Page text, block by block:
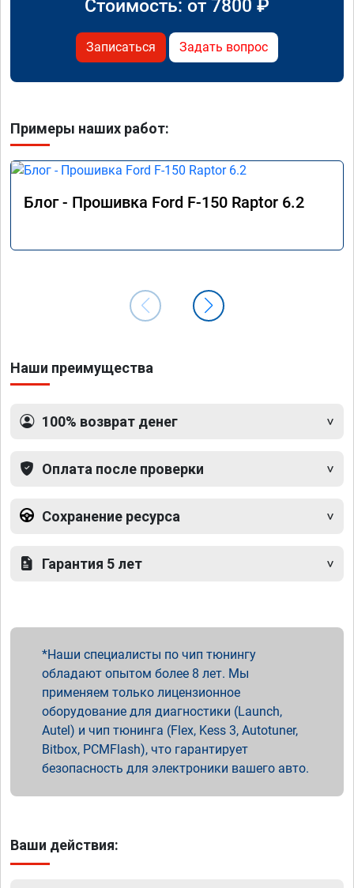
Стоимость: от 7800 ₽
Записаться Задать вопрос
Примеры наших работ:
Блог - Прошивка Ford F-150 Raptor 6.2
Наши преимущества
100% возврат денег
Оплата после проверки
Сохранение ресурса
Гарантия 5 лет
Наши специалисты по чип тюнингу
обладают опытом более 8 лет. Мы
применяем только лицензионное
оборудование для диагностики (Launch,
Autel) и чип тюнинга (Flex, Kess 3, Autotuner,
Bitbox, PCMFlash), что гарантирует
безопасность для электроники вашего авто.
Ваши действия: